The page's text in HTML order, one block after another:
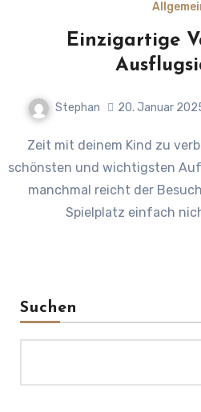
Einzigartige
Stephan 20. Januar
Zeit mit deinem Kind zu verbringen, gehört zu den
schönsten und wichtigsten
manchmal reicht der
Spielplatz einfach
Suchen